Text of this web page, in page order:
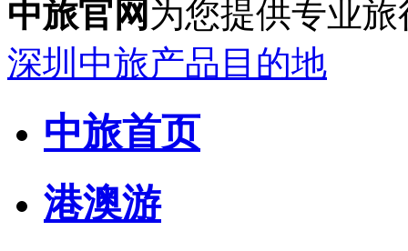
中旅官网 为您提供专业
深圳中旅产品目的地
中旅首页
港澳游